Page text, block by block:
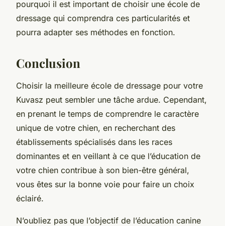
pourquoi il est important de choisir une école de
dressage qui comprendra ces particularités et
pourra adapter ses méthodes en fonction.
Conclusion
Choisir la meilleure école de dressage pour votre
Kuvasz peut sembler une tâche ardue. Cependant,
en prenant le temps de comprendre le caractère
unique de votre chien, en recherchant des
établissements spécialisés dans les races
dominantes et en veillant à ce que l’éducation de
votre chien contribue à son bien-être général,
vous êtes sur la bonne voie pour faire un choix
éclairé.
N’oubliez pas que l’objectif de l’éducation canine